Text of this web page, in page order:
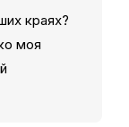
краях?
моя